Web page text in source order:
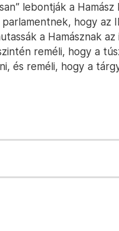
lebontják a
hogy az
a Hamásznak
reméli, hogy a
és reméli, hogy a